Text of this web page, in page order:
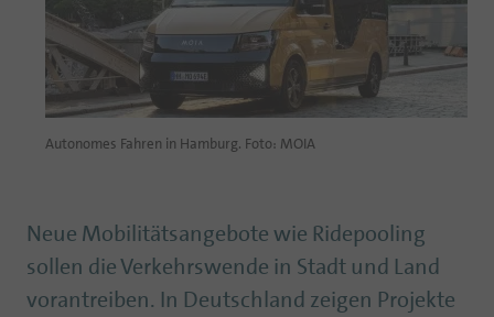
Autonomes Fahren in Hamburg. Foto: MOIA
Neue Mobilitätsangebote wie Ridepooling
sollen die Verkehrswende in Stadt und Land
vorantreiben. In Deutschland zeigen Projekte